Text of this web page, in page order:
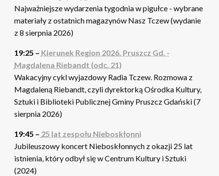
Najważniejsze wydarzenia tygodnia w pigułce - wybrane
materiały z ostatnich magazynów Nasz Tczew (wydanie
z 8 sierpnia 2026)
19:25 – Kierunek Region 2026. Pruszcz Gd. -
Magdalena Riebandt (odc. 21)
Wakacyjny cykl wyjazdowy Radia Tczew. Rozmowa z
Magdaleną Riebandt, czyli dyrektorką Ośrodka Kultury,
Sztuki i Biblioteki Publicznej Gminy Pruszcz Gdański (7
sierpnia 2026)
19:45 – 25 lat zespołu Nieboskłonni
Jubileuszowy koncert Nieboskłonnych z okazji 25 lat
istnienia, który odbył się w Centrum Kultury i Sztuki
(2024)